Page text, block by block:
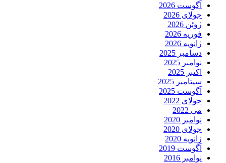
آگوست 2026
جولای 2026
ژوئن 2026
فوریه 2026
ژانویه 2026
دسامبر 2025
نوامبر 2025
اکتبر 2025
سپتامبر 2025
آگوست 2025
جولای 2022
می 2022
نوامبر 2020
جولای 2020
ژانویه 2020
آگوست 2019
نوامبر 2016